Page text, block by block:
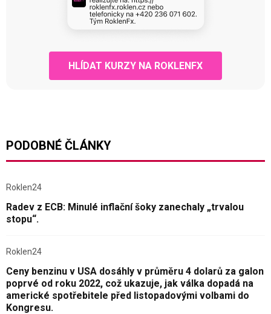
HLÍDAT KURZY NA ROKLENFX
PODOBNÉ ČLÁNKY
Roklen24
Radev z ECB: Minulé inflační šoky zanechaly „trvalou
stopu“.
Roklen24
Ceny benzinu v USA dosáhly v průměru 4 dolarů za galon
poprvé od roku 2022, což ukazuje, jak válka dopadá na
americké spotřebitele před listopadovými volbami do
Kongresu.